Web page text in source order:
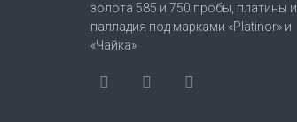
золота 585 и 750 пробы, платины и
палладия под марками «Platinor» и
«Чайка»